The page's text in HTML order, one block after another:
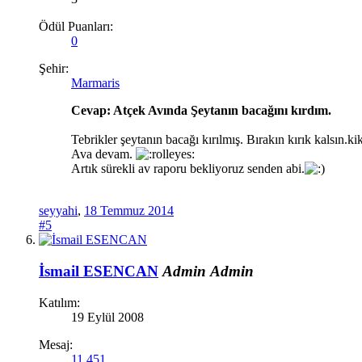
Ödül Puanları:
0
Şehir:
Marmaris
Cevap: Atçek Avında Şeytanın bacağını kırdım.
Tebrikler şeytanın bacağı kırılmış. Bırakın kırık
Ava devam.
Artık sürekli av raporu bekliyoruz senden abi.
seyyahi, 18 Temmuz 2014
#5
İsmail ESENCAN Admin Admin
Katılım:
19 Eylül 2008
Mesaj:
11,451